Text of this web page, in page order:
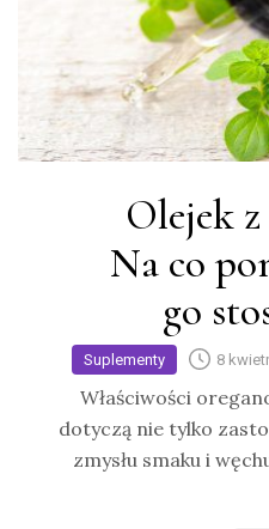
Olejek
Na co
go
Suplementy 8
Właściwości
dotyczą nie tylko
zmysłu smaku i